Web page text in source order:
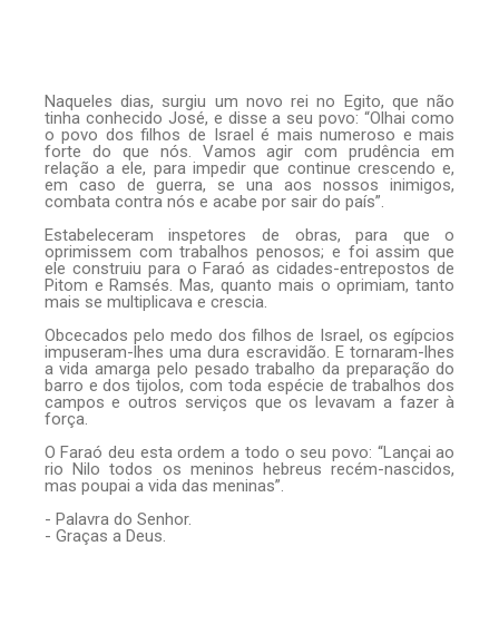
Naqueles dias, surgiu um novo rei no Egito, que não
tinha conhecido José, e disse a seu povo: “Olhai como
o povo dos filhos de Israel é mais numeroso e mais
forte do que nós. Vamos agir com prudência em
relação a ele, para impedir que continue crescendo e,
em caso de guerra, se una aos nossos inimigos,
combata contra nós e acabe por sair do país”.
Estabeleceram inspetores de obras, para que o
oprimissem com trabalhos penosos; e foi assim que
ele construiu para o Faraó as cidades-entrepostos de
Pitom e Ramsés. Mas, quanto mais o oprimiam, tanto
mais se multiplicava e crescia.
Obcecados pelo medo dos filhos de Israel, os egípcios
impuseram-lhes uma dura escravidão. E tornaram-lhes
a vida amarga pelo pesado trabalho da preparação do
barro e dos tijolos, com toda espécie de trabalhos dos
campos e outros serviços que os levavam a fazer à
força.
O Faraó deu esta ordem a todo o seu povo: “Lançai ao
rio Nilo todos os meninos hebreus recém-nascidos,
mas poupai a vida das meninas”.
- Palavra do Senhor.
- Graças a Deus.